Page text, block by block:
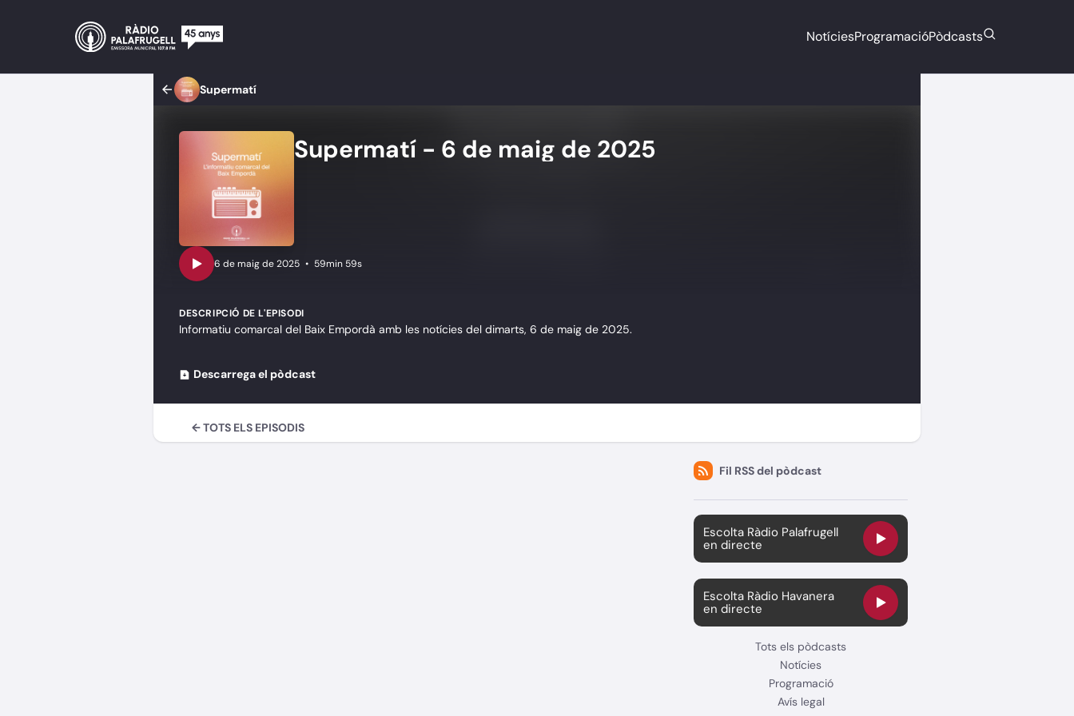
NotíciesProgramacióPòdcasts
Supermatí
Supermatí - 6 de maig de 2025
• 59min 59s
DESCRIPCIÓ DE L'EPISODI
Informatiu comarcal del Baix Empordà amb les notícies del dimarts, 6 de maig de 2025.
Descarrega el pòdcast
← TOTS ELS EPISODIS
Fil RSS del pòdcast
Escolta Ràdio Palafrugell
en directe
Escolta Ràdio Havanera
en directe
Tots els pòdcasts
Notícies
Programació
Avís legal